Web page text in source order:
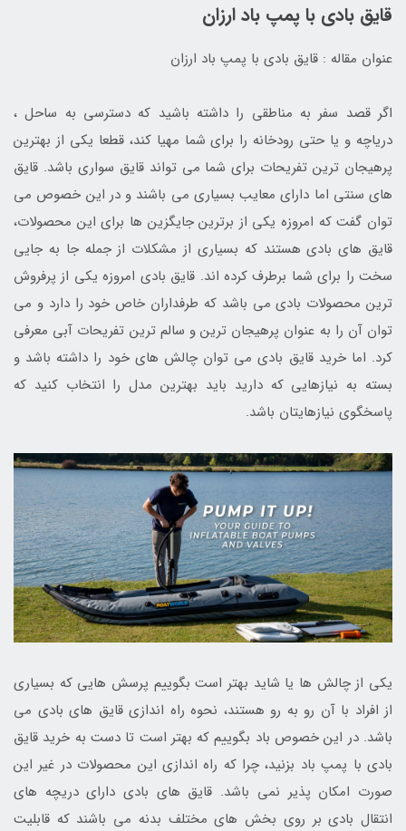
قایق بادی با پمپ باد ارزان
عنوان مقاله : قایق بادی با پمپ باد ارزان
اگر قصد سفر به مناطقی را داشته باشید که دسترسی به ساحل ،
دریاچه و یا حتی رودخانه را برای شما مهیا کند، قطعا یکی از بهترین
پرهیجان ترین تفریحات برای شما می تواند قایق سواری باشد. قایق
های سنتی اما دارای معایب بسیاری می باشند و در این خصوص می
توان گفت که امروزه یکی از برترین جایگزین ها برای این محصولات،
قایق های بادی هستند که بسیاری از مشکلات از جمله جا به جایی
سخت را برای شما برطرف کرده اند. قایق بادی امروزه یکی از پرفروش
ترین محصولات بادی می باشد که طرفداران خاص خود را دارد و می
توان آن را به عنوان پرهیجان ترین و سالم ترین تفریحات آبی معرفی
کرد. اما خرید قایق بادی می توان چالش های خود را داشته باشد و
بسته به نیازهایی که دارید باید بهترین مدل را انتخاب کنید که
پاسخگوی نیازهایتان باشد.
یکی از چالش ها یا شاید بهتر است بگوییم پرسش هایی که بسیاری
از افراد با آن رو به رو هستند، نحوه راه اندازی قایق های بادی می
باشد. در این خصوص باد بگوییم که بهتر است تا دست به خرید قایق
بادی با پمپ باد بزنید، چرا که راه اندازی این محصولات در غیر این
صورت امکان پذیر نمی باشد. قایق های بادی دارای دریچه های
انتقال بادی بر روی بخش های مختلف بدنه می باشند که قابلیت